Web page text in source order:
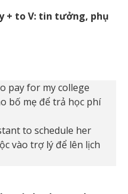
+ to V: tin tưởng, phụ
pay for my college
bố mẹ để trả học phí
to schedule her
vào trợ lý để lên lịch